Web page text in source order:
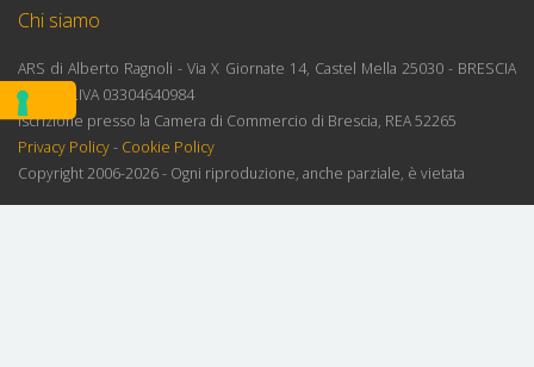
Chi siamo
ARS di Alberto Ragnoli - Via X Giornate 14, Castel Mella 25030 - BRESCIA
ITALY - P.IVA 03304640984
Iscrizione presso la Camera di Commercio di Brescia, REA 52265
Privacy Policy- Cookie Policy
Copyright 2006-2026 - Ogni riproduzione, anche parziale, è vietata